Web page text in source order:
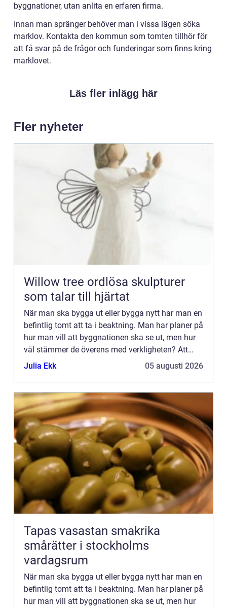
byggnationer, utan anlita en erfaren firma.
Innan man spränger behöver man i vissa lägen söka
marklov. Kontakta den kommun som tomten tillhör för
att få svar på de frågor och funderingar som finns kring
marklovet.
Läs fler inlägg här
Fler nyheter
Willow tree ordlösa skulpturer
som talar till hjärtat
När man ska bygga ut eller bygga nytt har man en
befintlig tomt att ta i beaktning. Man har planer på
hur man vill att byggnationen ska se ut, men hur
väl stämmer de överens med verkligheten? Att
bara börja bygga brukar...
Julia Ekk 05 augusti 2026
Tapas vasastan smakrika
smårätter i stockholms
vardagsrum
När man ska bygga ut eller bygga nytt har man en
befintlig tomt att ta i beaktning. Man har planer på
hur man vill att byggnationen ska se ut, men hur